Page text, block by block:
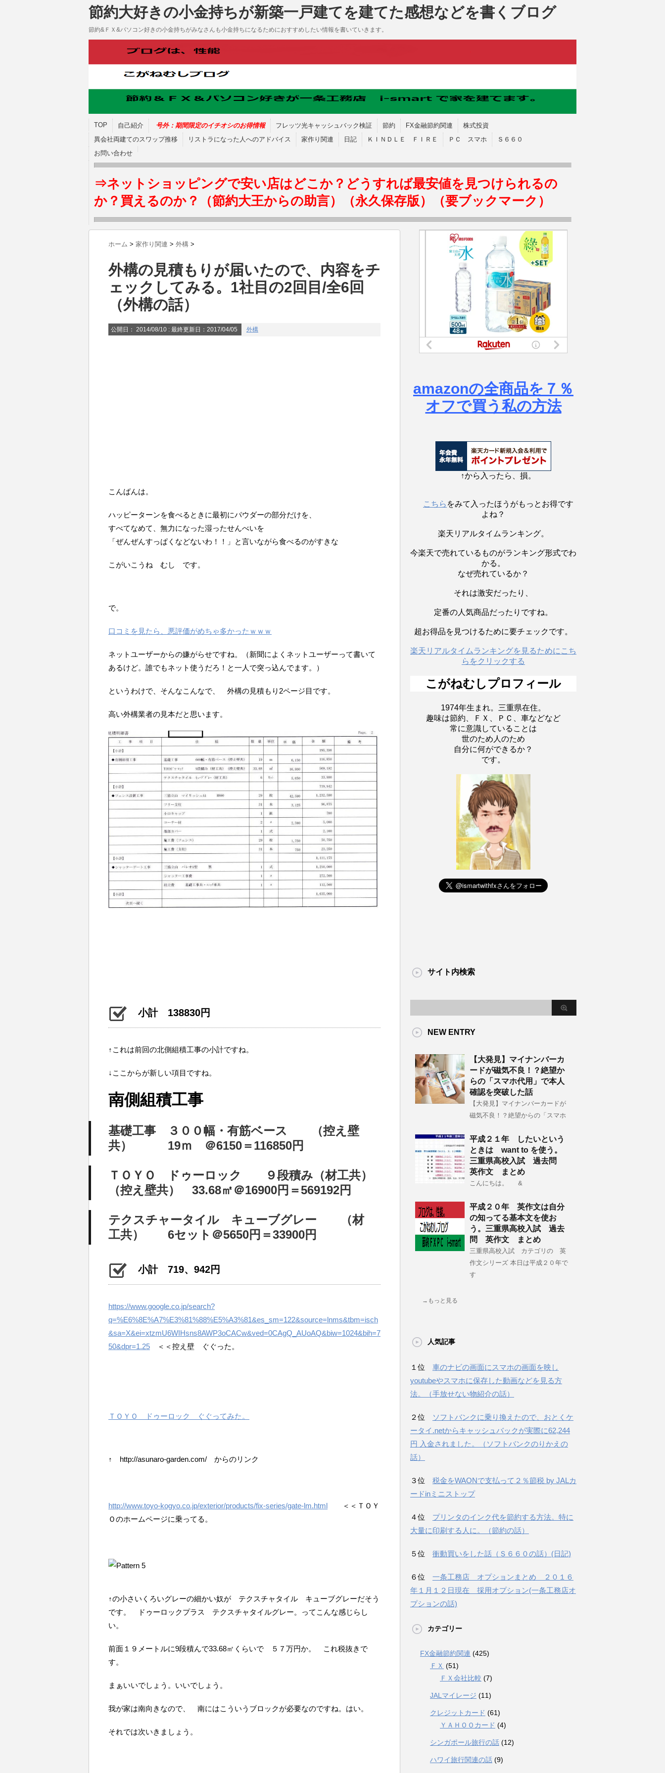
節約大好きの小金持ちが新築一戸建てを建てた感想などを書くブログ
節約&ＦＸ&パソコン好きの小金持ちがみなさんも小金持ちになるためにおすすめしたい情報を書いていきます。
TOP 自己紹介 号外：期間限定のイチオシのお得情報 フレッツ光キャッシュバック検証 節約 FX金融節約関連
株式投資
異会社両建てのスワップ推移
リストラになった人へのアドバイス 家作り関連 日記 ＫＩＮＤＬＥ ＦＩＲＥ ＰＣ スマホ
Ｓ６６０
お問い合わせ
⇒ネットショッピングで安い店はどこか？どうすれば最安値を見つけられるの
か？買えるのか？（節約大王からの助言）（永久保存版）（要ブックマーク）
ホーム > 家作り関連 > 外構 >
外構の見積もりが届いたので、内容をチ
ェックしてみる。1社目の2回目/全6回
（外構の話）
公開日： 2014/08/10 : 最終更新日：2017/04/05 外構
こんばんは。
ハッピーターンを食べるときに最初にパウダーの部分だけを、
すべてなめて、無力になった湿ったせんべいを
「ぜんぜんすっぱくなどないわ！！」と言いながら食べるのがすきな
こがいこうね むし です。
で。
口コミを見たら、悪評価がめちゃ多かったｗｗｗ
ネットユーザーからの嫌がらせですね。（新聞によくネットユーザーって書いて
あるけど。誰でもネット使うだろ！と一人で突っ込んでます。）
というわけで、そんなこんなで、 外構の見積もり2ページ目です。
高い外構業者の見本だと思います。
小計 138830円
↑これは前回の北側組積工事の小計ですね。
↓ここからが新しい項目ですね。
南側組積工事
基礎工事 ３００幅・有筋ベース （控え壁
共） 19ｍ ＠6150＝116850円
ＴＯＹＯ ドゥーロック ９段積み（材工共）
（控え壁共） 33.68㎡＠16900円＝569192円
テクスチャータイル キューブグレー （材
工共） 6セット＠5650円＝33900円
小計 719、942円
https://www.google.co.jp/search?
q=%E6%8E%A7%E3%81%88%E5%A3%81&es_sm=122&source=lnms&tbm=isch
&sa=X&ei=xtzmU6WIHsns8AWP3oCACw&ved=0CAgQ_AUoAQ&biw=1024&bih=7
50&dpr=1.25 ＜＜控え壁 ぐぐった。
ＴＯＹＯ ドゥーロック ぐぐってみた。
↑ http://asunaro-garden.com/ からのリンク
http://www.toyo-kogyo.co.jp/exterior/products/fix-series/gate-lm.html ＜＜ＴＯＹ
Ｏのホームページに乗ってる。
↑の小さいくろいグレーの細かい奴が テクスチャタイル キューブグレーだそう
です。 ドゥーロックプラス テクスチャタイルグレー。ってこんな感じらし
い。
前面１９メートルに9段積んで33.68㎡くらいで ５７万円か。 これ税抜きで
す。
まぁいいでしょう。いいでしょう。
我が家は南向きなので、 南にはこういうブロックが必要なのですね。はい。
それでは次いきましょう。
amazonの全商品を７％
オフで買う私の方法
↑から入ったら、損。
こちら をみて入ったほうがもっとお得です
よね？
楽天リアルタイムランキング。
今楽天で売れているものがランキング形式でわ
かる。
なぜ売れているか？
それは激安だったり、
定番の人気商品だったりですね。
超お得品を見つけるために要チェックです。
楽天リアルタイムランキングを見るためにこち
らをクリックする
こがねむしプロフィール
1974年生まれ。三重県在住。
趣味は節約、ＦＸ、ＰＣ、車などなど
常に意識していることは
世のため人のため
自分に何ができるか？
です。
サイト内検索
NEW ENTRY
【大発見】マイナンバーカ
ードが磁気不良！？絶望か
らの「スマホ代用」で本人
確認を突破した話
【大発見】マイナンバーカードが
磁気不良！？絶望からの「スマホ
平成２１年 したいという
ときは want to を使う。
三重県高校入試 過去問
英作文 まとめ
こんにちは。 &
平成２０年 英作文は自分
の知ってる基本文を使お
う。三重県高校入試 過去
問 英作文 まとめ
三重県高校入試 カテゴリの 英
作文シリーズ 本日は平成２０年で
す
→もっと見る
人気記事
１位 車のナビの画面にスマホの画面を映し
youtubeやスマホに保存した動画などを見る方
法。（手放せない物紹介の話）
２位
ソフトバンクに乗り換えたので、おとくケ
ータイ.netからキャッシュバックが実際に62,244
円 入金されました。（ソフトバンクのりかえの
話）
３位 税金をWAONで支払って２％節税 by JALカ
ードinミニストップ
４位 プリンタのインク代を節約する方法。特に
大量に印刷する人に。（節約の話）
５位 衝動買いをした話（Ｓ６６０の話）(日記)
６位 一条工務店 オプションまとめ ２０１６
年１月１２日現在 採用オプション(一条工務店オ
プションの話)
カテゴリー
FX金融節約関連 (425)
ＦＸ (51)
ＦＸ会社比較 (7)
JALマイレージ (11)
クレジットカード (61)
ＹＡＨＯＯカード (4)
シンガポール旅行の話 (12)
ハワイ旅行関連の話 (9)